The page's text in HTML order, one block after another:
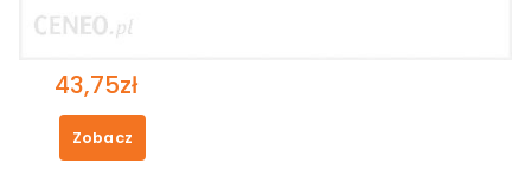
Janeke Mała Szczotka Do Włosów
43,75zł
Zobacz